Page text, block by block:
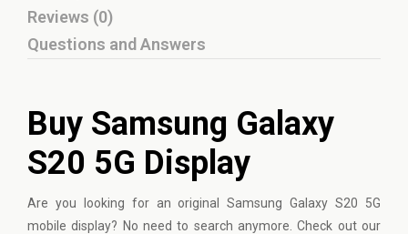
Reviews (0)
Questions and Answers
Buy Samsung Galaxy
S20 5G Display
Are you looking for an originalSamsung Galaxy S20 5G
mobile display? No need to search anymore. Check out our